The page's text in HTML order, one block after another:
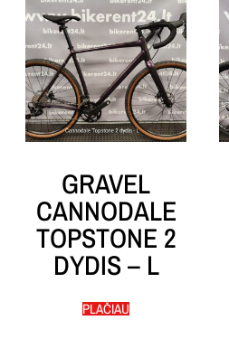
GRAVEL
CANNODALE
TOPSTONE 2
DYDIS – L
PLAČIAU